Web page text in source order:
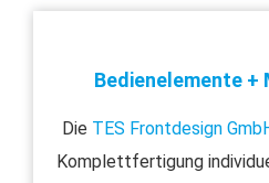
Bedienelemente
Die TES Frontdesign
Komplettfertigung